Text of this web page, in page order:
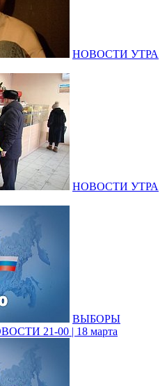
НОВОСТИ УТРА
НОВОСТИ УТРА
ВЫБОРЫ
21-00 | 18 марта